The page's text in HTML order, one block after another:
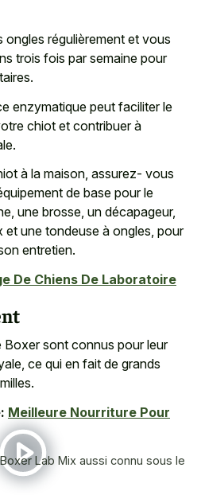
régulièrement et vous
trois fois par semaine pour
enzymatique peut faciliter le
chiot et contribuer à
à la maison, assurez- vous
de base pour le
une brosse, un décapageur,
une tondeuse à ongles, pour
entretien.
De Chiens De Laboratoire
Boxer sont connus pour leur
ce qui en fait de grands
Meilleure Nourriture Pour
Lab Mix aussi connu sous le